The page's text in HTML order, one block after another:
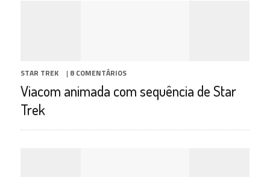
STAR TREK | 8 COMENTÁRIOS
Viacom animada com sequência de Star
Trek